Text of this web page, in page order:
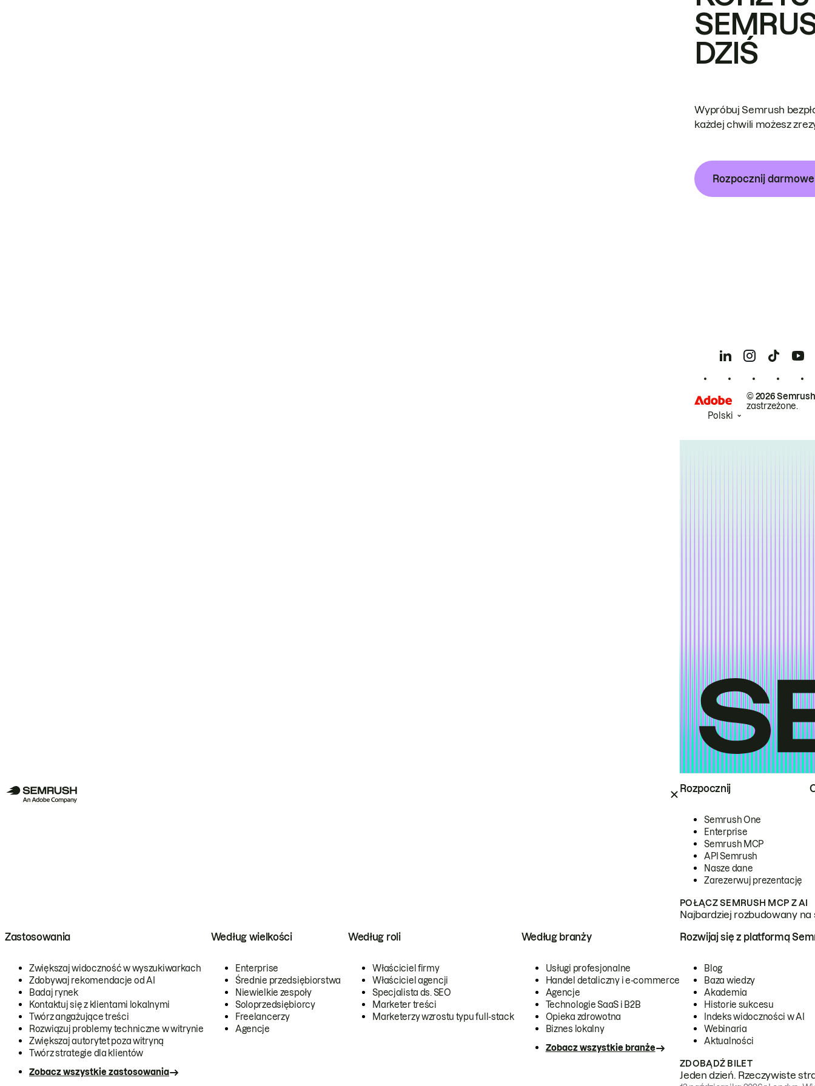
Rozpocznij
Semrush One
Enterprise
Semrush MCP
API Semrush
Nasze dane
Zarezerwuj prezentację
POŁĄCZ SEMRUSH MCP Z AI
Najbardziej rozbudowany
Zastosowania
Zwiększaj widoczność w wyszukiwarkach
Zdobywaj rekomendacje od AI
Badaj rynek
Kontaktuj się z klientami lokalnymi
Twórz angażujące treści
Rozwiązuj problemy techniczne w witrynie
Zwiększaj autorytet poza witryną
Twórz strategie dla klientów
Zobacz wszystkie zastosowania
Według wielkości
Enterprise
Średnie przedsiębiorstwa
Niewielkie zespoły
Soloprzedsiębiorcy
Freelancerzy
Agencje
Według roli
Właściciel firmy
Właściciel agencji
Specjalista ds. SEO
Marketer treści
Marketerzy wzrostu typu full-stack
Według branży
Usługi profesjonalne
Handel detaliczny i e-commerce
Agencje
Technologie SaaS i B2B
Opieka zdrowotna
Biznes lokalny
Zobacz wszystkie branże
Rozwijaj się z platformą
Blog
Baza wiedzy
Akademia
Historie sukcesu
Indeks widoczności w AI
Webinaria
Aktualności
ZDOBĄDŹ BILET
Jeden dzień. Rzeczywiste
DZIŚ
Wypróbuj Semrush
każdej chwili możesz
Rozpocznij
© 2026
zastrzeżone.
Polski